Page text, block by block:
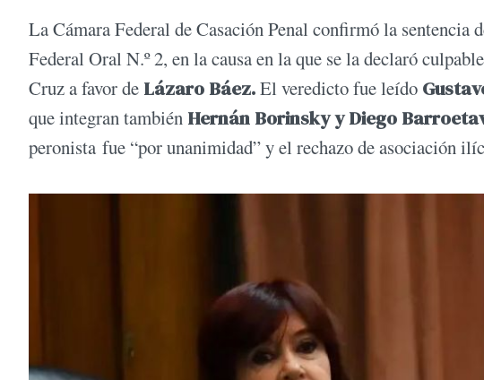
La Cámara Federal de Casación Penal confirmó la
Federal Oral N.º 2, en la causa en la que se la declaró
Cruz a favor de Lázaro Báez.El veredicto fue leído
que integran también Hernán Borinsky y Diego
peronista fue “por unanimidad” y el rechazo de asociación